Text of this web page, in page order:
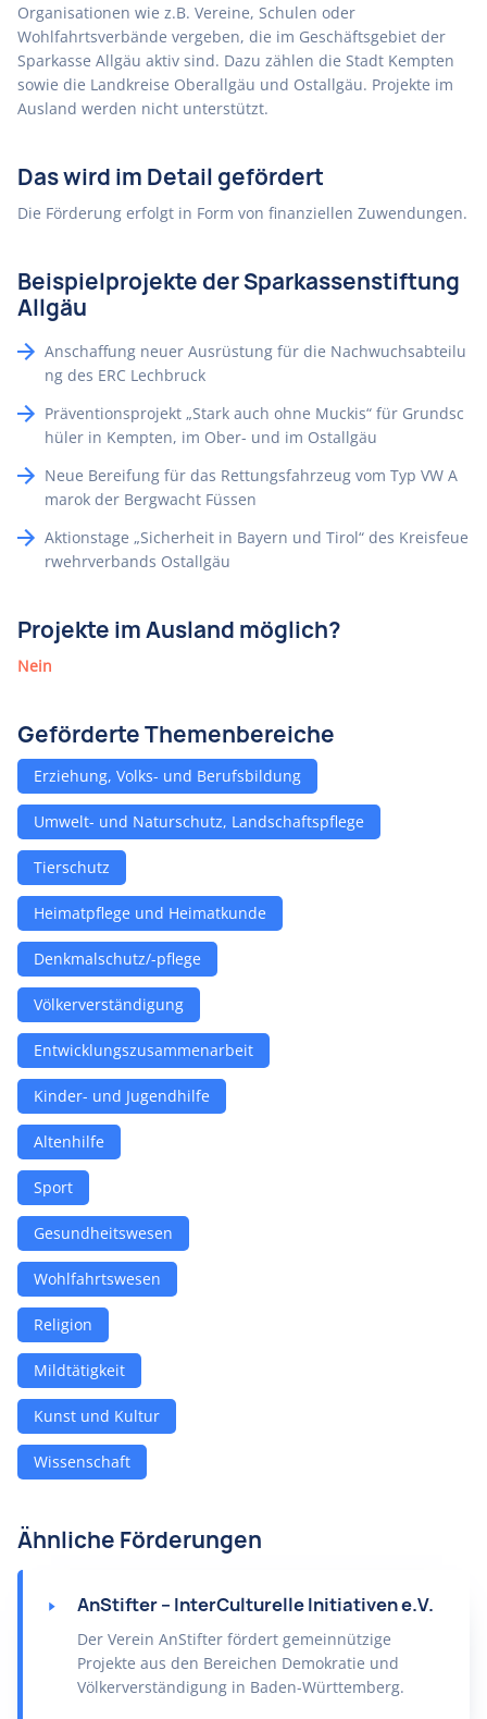
Organisationen wie z.B. Vereine, Schulen oder
Wohlfahrtsverbände vergeben, die im Geschäftsgebiet der
Sparkasse Allgäu aktiv sind. Dazu zählen die Stadt Kempten
sowie die Landkreise Oberallgäu und Ostallgäu. Projekte im
Ausland werden nicht unterstützt.
Das wird im Detail gefördert
Die Förderung erfolgt in Form von finanziellen Zuwendungen.
Beispielprojekte der Sparkassenstiftung
Allgäu
Anschaffung neuer Ausrüstung für die Nachwuchsabteilu
ng des ERC Lechbruck
Präventionsprojekt „Stark auch ohne Muckis“ für Grundsc
hüler in Kempten, im Ober- und im Ostallgäu
Neue Bereifung für das Rettungsfahrzeug vom Typ VW A
marok der Bergwacht Füssen
Aktionstage „Sicherheit in Bayern und Tirol“ des Kreisfeue
rwehrverbands Ostallgäu
Projekte im Ausland möglich?
Nein
Geförderte Themenbereiche
Erziehung, Volks- und Berufsbildung
Umwelt- und Naturschutz, Landschaftspflege
Tierschutz
Heimatpflege und Heimatkunde
Denkmalschutz/-pflege
Völkerverständigung
Entwicklungszusammenarbeit
Kinder- und Jugendhilfe
Altenhilfe
Sport
Gesundheitswesen
Wohlfahrtswesen
Religion
Mildtätigkeit
Kunst und Kultur
Wissenschaft
Ähnliche Förderungen
AnStifter – InterCulturelle Initiativen e.V.
Der Verein AnStifter fördert gemeinnützige
Projekte aus den Bereichen Demokratie und
Völkerverständigung in Baden-Württemberg.